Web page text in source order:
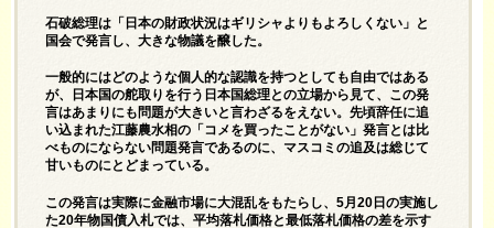
石破総理は「日本の財政状況はギリシャよりもよろしくない」と
国会で発言し、大きな物議を醸した。
一般的にはどのような個人的な認識を持つとしても自由ではある
が、日本国の舵取りを行う日本国総理との立場から見て、この発
言はあまりにも問題が大きいと言わざるをえない。先頃辞任に追
い込まれた江藤農水相の「コメを買ったことがない」発言とは比
べものにならない問題発言であるのに、マスコミの追及は総じて
甘いものにとどまっている。
この発言は実際に金融市場に大混乱をもたらし、5月20日の実施し
た20年物国債入札では、平均落札価格と最低落札価格の差を示す